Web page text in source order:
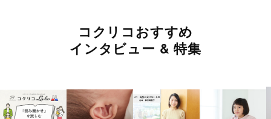
コクリコおすすめ
インタビュー & 特集